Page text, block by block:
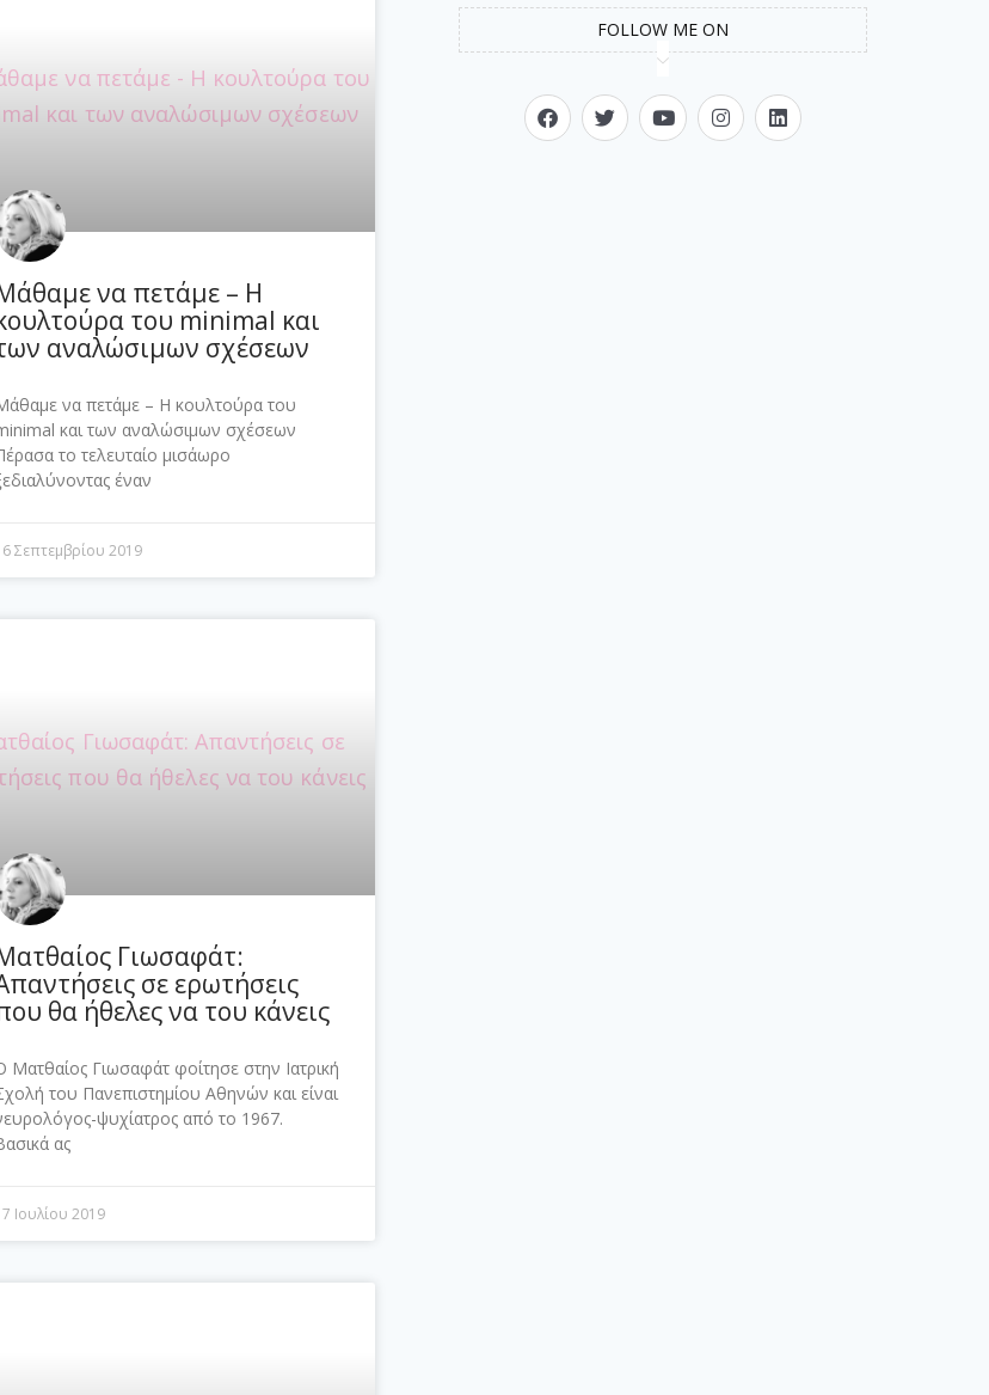
να πετάμε – Η
του minimal και
αναλώσιμων σχέσεων
να πετάμε – Η κουλτούρα του
και των αναλώσιμων σχέσεων
το τελευταίο μισάωρο
έναν
Σεπτεμβρίου 2019
Γιωσαφάτ:
σε ερωτήσεις
θα ήθελες να του κάνεις
Ματθαίος Γιωσαφάτ φοίτησε στην Ιατρική
του Πανεπιστημίου Αθηνών και είναι
ψυχίατρος από το 1967.
ας
Ιουλίου 2019
FOLLOW ME ON